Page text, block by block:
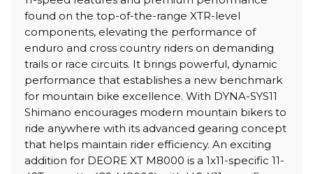
found on the top-of-the-range XTR-level
components, elevating the performance of
enduro and cross country riders on demanding
trails or race circuits. It brings powerful, dynamic
performance that establishes a new benchmark
for mountain bike excellence. With DYNA-SYS11
Shimano encourages modern mountain bikers to
ride anywhere with its advanced gearing concept
that helps maintain rider efficiency. An exciting
addition for DEORE XT M8000 is a 1x11-specific 11-